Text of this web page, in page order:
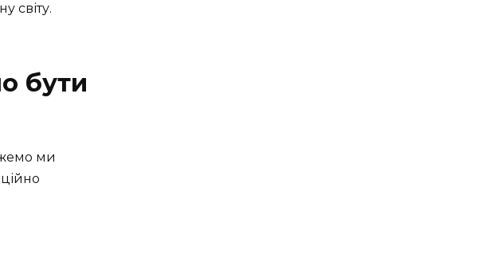
світу.
бути
ми